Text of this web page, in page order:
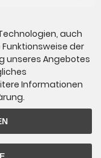
abbestellt werden.
auch
der
unseres Angebotes
Informationen